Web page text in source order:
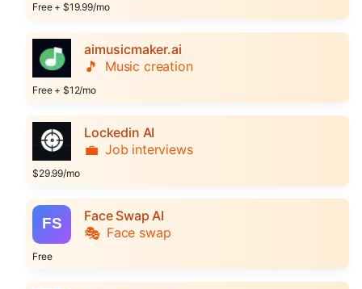
Free + $19.99/mo
aimusicmaker.ai
🎵 Music creation
Free + $12/mo
Lockedin AI
💼 Job interviews
$29.99/mo
Face Swap AI
🎭 Face swap
Free